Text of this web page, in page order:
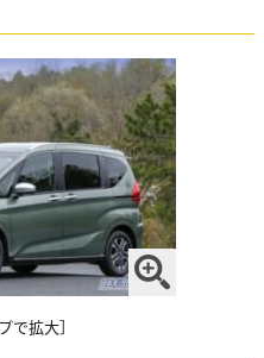
で拡大］